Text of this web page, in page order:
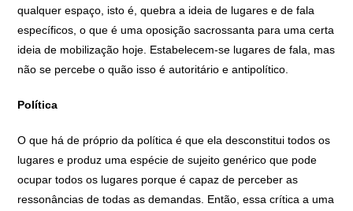
qualquer espaço, isto é, quebra a ideia de lugares e de fala
específicos, o que é uma oposição sacrossanta para uma certa
ideia de mobilização hoje. Estabelecem-se lugares de fala, mas
não se percebe o quão isso é autoritário e antipolítico.
Política
O que há de próprio da política é que ela desconstitui todos os
lugares e produz uma espécie de sujeito genérico que pode
ocupar todos os lugares porque é capaz de perceber as
ressonâncias de todas as demandas. Então, essa crítica a uma